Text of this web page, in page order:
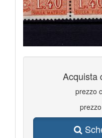
Acquista
prezzo